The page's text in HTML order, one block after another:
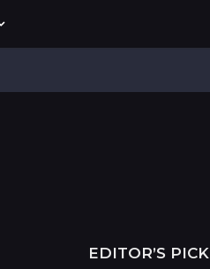
EDITOR’S PICK